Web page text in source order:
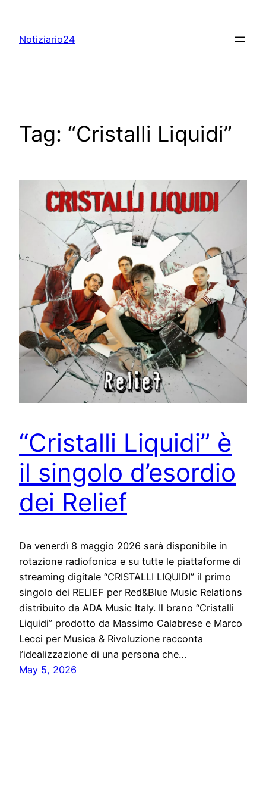
content
Notiziario24
Tag: “Cristalli Liquidi”
“Cristalli Liquidi” è
il singolo d’esordio
dei Relief
Da venerdì 8 maggio 2026 sarà disponibile in
rotazione radiofonica e su tutte le piattaforme di
streaming digitale “CRISTALLI LIQUIDI” il primo
singolo dei RELIEF per Red&Blue Music Relations
distribuito da ADA Music Italy. Il brano “Cristalli
Liquidi” prodotto da Massimo Calabrese e Marco
Lecci per Musica & Rivoluzione racconta
l’idealizzazione di una persona che…
May 5, 2026